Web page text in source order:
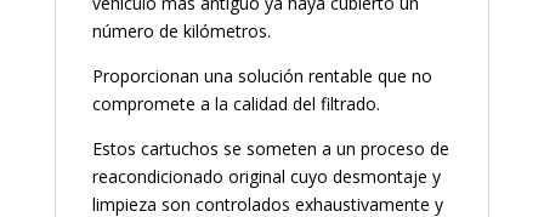
número de kilómetros.
Proporcionan una solución rentable que no
compromete a la calidad del filtrado.
Estos cartuchos se someten a un proceso de
reacondicionado original cuyo desmontaje y
limpieza son controlados exhaustivamente y